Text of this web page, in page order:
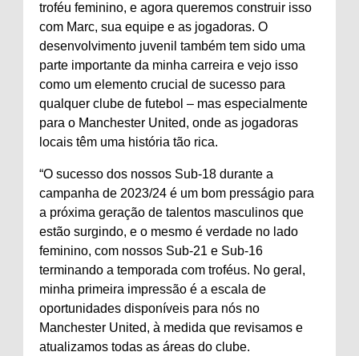
troféu feminino, e agora queremos construir isso
com Marc, sua equipe e as jogadoras. O
desenvolvimento juvenil também tem sido uma
parte importante da minha carreira e vejo isso
como um elemento crucial de sucesso para
qualquer clube de futebol – mas especialmente
para o Manchester United, onde as jogadoras
locais têm uma história tão rica.
“O sucesso dos nossos Sub-18 durante a
campanha de 2023/24 é um bom presságio para
a próxima geração de talentos masculinos que
estão surgindo, e o mesmo é verdade no lado
feminino, com nossos Sub-21 e Sub-16
terminando a temporada com troféus. No geral,
minha primeira impressão é a escala de
oportunidades disponíveis para nós no
Manchester United, à medida que revisamos e
atualizamos todas as áreas do clube.